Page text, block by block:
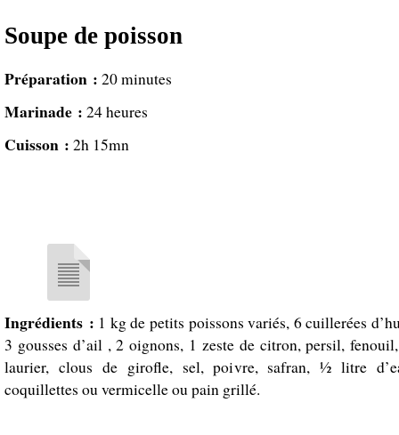
Soupe de poisson
Préparation : 20 minutes
Marinade : 24 heures
Cuisson : 2h 15mn
Ingrédients : 1 kg de petits poissons variés, 6 cuillerées
3 gousses d’ail , 2 oignons, 1 zeste de citron, persil,
laurier, clous de girofle, sel, poivre, safran, ½ litre
coquillettes ou vermicelle ou pain grillé.